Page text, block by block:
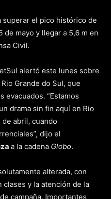
superar el pico histórico de
de mayo y llegar a 5,6 m en
Civil.
alertó este lunes sobre
Grande do Sul, que
evacuados. “Estamos
drama sin fin aquí en Rio
abril, cuando
dijo el
a la cadena Globo.
alterada, con
y la atención de la
campaña. Importantes